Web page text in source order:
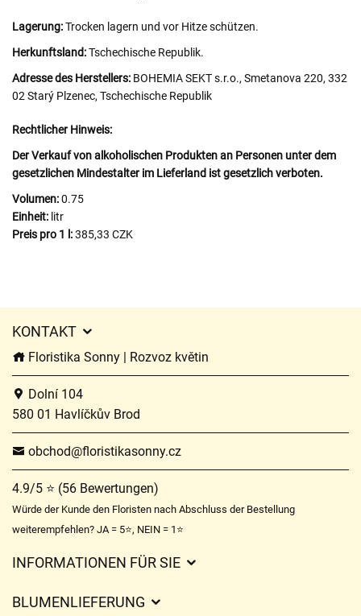
Lagerung:Trocken lagern und vor Hitze schützen.
Herkunftsland:Tschechische Republik.
Adresse des Herstellers: BOHEMIA SEKT s.r.o., Smetanova 220, 332
02 Starý Plzenec, Tschechische Republik
Rechtlicher Hinweis:
Der Verkauf von alkoholischen Produkten an Personen unter dem
gesetzlichen Mindestalter im Lieferland ist gesetzlich verboten.
Volumen:0.75
Einheit: litr
Preis pro 1 l:385,33 CZK
KONTAKT
Floristika Sonny | Rozvoz květin
Dolní 104
580 01 Havlíčkův Brod
obchod@floristikasonny.cz
4.9/5 ⭐ (56 Bewertungen)
Würde der Kunde den Floristen nach Abschluss der Bestellung
weiterempfehlen? JA = 5⭐, NEIN = 1⭐
INFORMATIONEN FÜR SIE
BLUMENLIEFERUNG